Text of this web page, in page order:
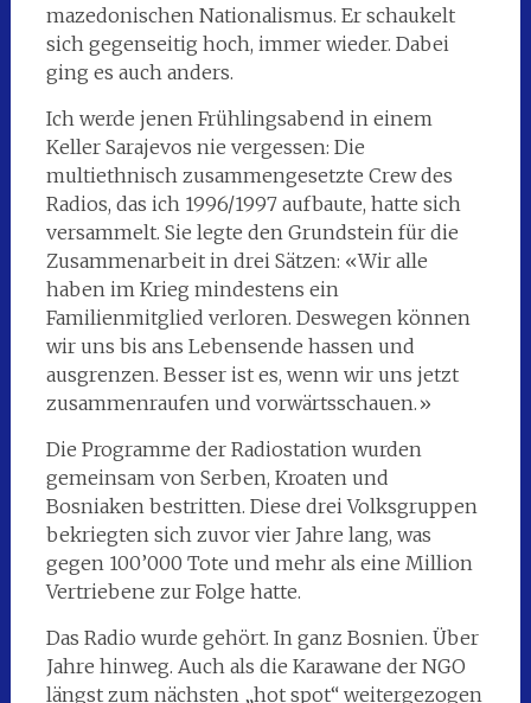
mazedonischen Nationalismus. Er schaukelt
sich gegenseitig hoch, immer wieder. Dabei
ging es auch anders.
Ich werde jenen Frühlingsabend in einem
Keller Sarajevos nie vergessen: Die
multiethnisch zusammengesetzte Crew des
Radios, das ich 1996/1997 aufbaute, hatte sich
versammelt. Sie legte den Grundstein für die
Zusammenarbeit in drei Sätzen: «Wir alle
haben im Krieg mindestens ein
Familienmitglied verloren. Deswegen können
wir uns bis ans Lebensende hassen und
ausgrenzen. Besser ist es, wenn wir uns jetzt
zusammenraufen und vorwärtsschauen.»
Die Programme der Radiostation wurden
gemeinsam von Serben, Kroaten und
Bosniaken bestritten. Diese drei Volksgruppen
bekriegten sich zuvor vier Jahre lang, was
gegen 100’000 Tote und mehr als eine Million
Vertriebene zur Folge hatte.
Das Radio wurde gehört. In ganz Bosnien. Über
Jahre hinweg. Auch als die Karawane der NGO
längst zum nächsten „hot spot“ weitergezogen